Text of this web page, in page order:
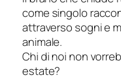
come singolo
attraverso sogni e
animale.
Chi di noi non
estate?